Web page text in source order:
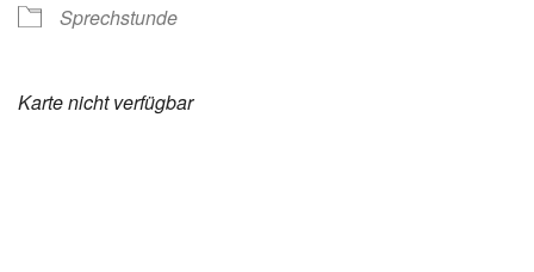
Sprechstunde
Karte nicht verfügbar